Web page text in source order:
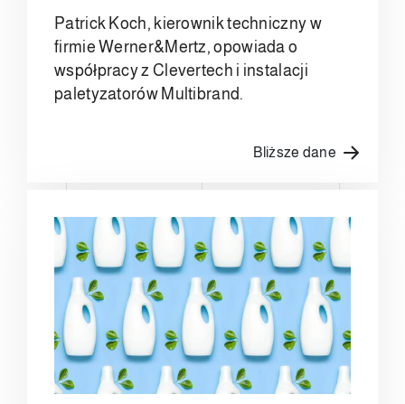
Patrick Koch, kierownik techniczny w
firmie Werner&Mertz, opowiada o
współpracy z Clevertech i instalacji
paletyzatorów Multibrand.
Bliższe dane